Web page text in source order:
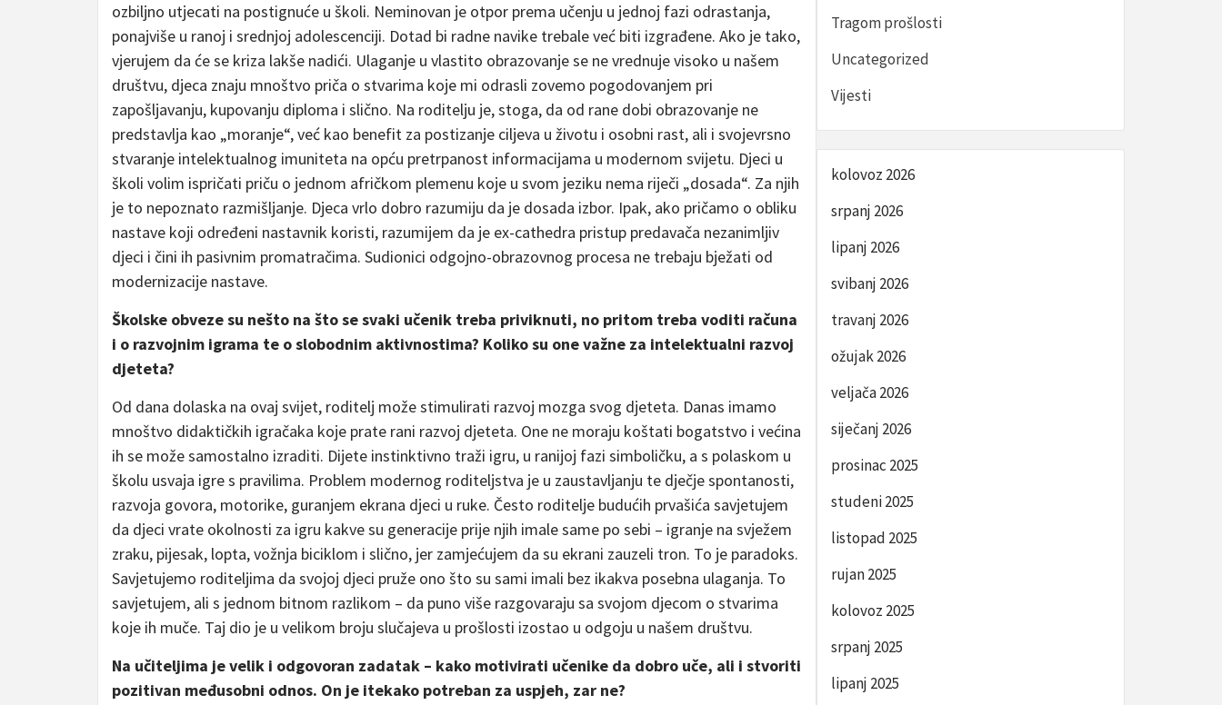
ozbiljno utjecati na postignuće u školi. Neminovan je otpor prema učenju u jednoj fazi odrastanja,
ponajviše u ranoj i srednjoj adolescenciji. Dotad bi radne navike trebale već biti izgrađene. Ako je tako,
vjerujem da će se kriza lakše nadići. Ulaganje u vlastito obrazovanje se ne vrednuje visoko u našem
društvu, djeca znaju mnoštvo priča o stvarima koje mi odrasli zovemo pogodovanjem pri
zapošljavanju, kupovanju diploma i slično. Na roditelju je, stoga, da od rane dobi obrazovanje ne
predstavlja kao „moranje“, već kao benefit za postizanje ciljeva u životu i osobni rast, ali i svojevrsno
stvaranje intelektualnog imuniteta na opću pretrpanost informacijama u modernom svijetu. Djeci u
školi volim ispričati priču o jednom afričkom plemenu koje u svom jeziku nema riječi „dosada“. Za njih
je to nepoznato razmišljanje. Djeca vrlo dobro razumiju da je dosada izbor. Ipak, ako pričamo o obliku
nastave koji određeni nastavnik koristi, razumijem da je ex-cathedra pristup predavača nezanimljiv
djeci i čini ih pasivnim promatračima. Sudionici odgojno-obrazovnog procesa ne trebaju bježati od
modernizacije nastave.
Školske obveze su nešto na što se svaki učenik treba priviknuti, no pritom treba voditi računa
i o razvojnim igrama te o slobodnim aktivnostima? Koliko su one važne za intelektualni razvoj
djeteta?
Od dana dolaska na ovaj svijet, roditelj može stimulirati razvoj mozga svog djeteta. Danas imamo
mnoštvo didaktičkih igračaka koje prate rani razvoj djeteta. One ne moraju koštati bogatstvo i većina
ih se može samostalno izraditi. Dijete instinktivno traži igru, u ranijoj fazi simboličku, a s polaskom u
školu usvaja igre s pravilima. Problem modernog roditeljstva je u zaustavljanju te dječje spontanosti,
razvoja govora, motorike, guranjem ekrana djeci u ruke. Često roditelje budućih prvašića savjetujem
da djeci vrate okolnosti za igru kakve su generacije prije njih imale same po sebi – igranje na svježem
zraku, pijesak, lopta, vožnja biciklom i slično, jer zamjećujem da su ekrani zauzeli tron. To je paradoks.
Savjetujemo roditeljima da svojoj djeci pruže ono što su sami imali bez ikakva posebna ulaganja. To
savjetujem, ali s jednom bitnom razlikom – da puno više razgovaraju sa svojom djecom o stvarima
koje ih muče. Taj dio je u velikom broju slučajeva u prošlosti izostao u odgoju u našem društvu.
Na učiteljima je velik i odgovoran zadatak – kako motivirati učenike da dobro uče, ali i stvoriti
pozitivan međusobni odnos. On je itekako potreban za uspjeh, zar ne?
Tragom prošlosti
Uncategorized
Vijesti
kolovoz 2026
srpanj 2026
lipanj 2026
svibanj 2026
travanj 2026
ožujak 2026
veljača 2026
siječanj 2026
prosinac 2025
studeni 2025
listopad 2025
rujan 2025
kolovoz 2025
srpanj 2025
lipanj 2025